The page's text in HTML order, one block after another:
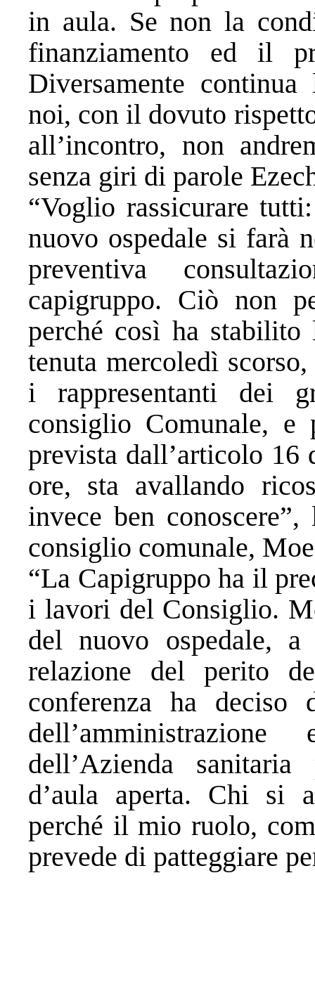
in aula. Se non la
finanziamento ed il
Diversamente
noi, con il dovuto
all’incontro, non
senza giri di parole
“Voglio rassicurare
nuovo ospedale si farà
preventiva
capigruppo. Ciò non
perché così ha stabilito
tenuta mercoledì
i rappresentanti dei
consiglio Comunale, e
prevista dall’articolo 16
ore, sta avallando
invece ben
consiglio comunale,
“La Capigruppo ha il
i lavori del Consiglio.
del nuovo ospedale,
relazione del perito
conferenza ha deciso
dell’Azienda
d’aula aperta. Chi si
perché il mio ruolo,
prevede di patteggiare